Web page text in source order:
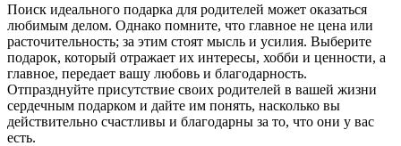
Поиск идеального подарка для родителей может оказаться
любимым делом. Однако помните, что главное не цена или
расточительность; за этим стоят мысль и усилия. Выберите
подарок, который отражает их интересы, хобби и ценности, а
главное, передает вашу любовь и благодарность.
Отпразднуйте присутствие своих родителей в вашей жизни
сердечным подарком и дайте им понять, насколько вы
действительно счастливы и благодарны за то, что они у вас
есть.